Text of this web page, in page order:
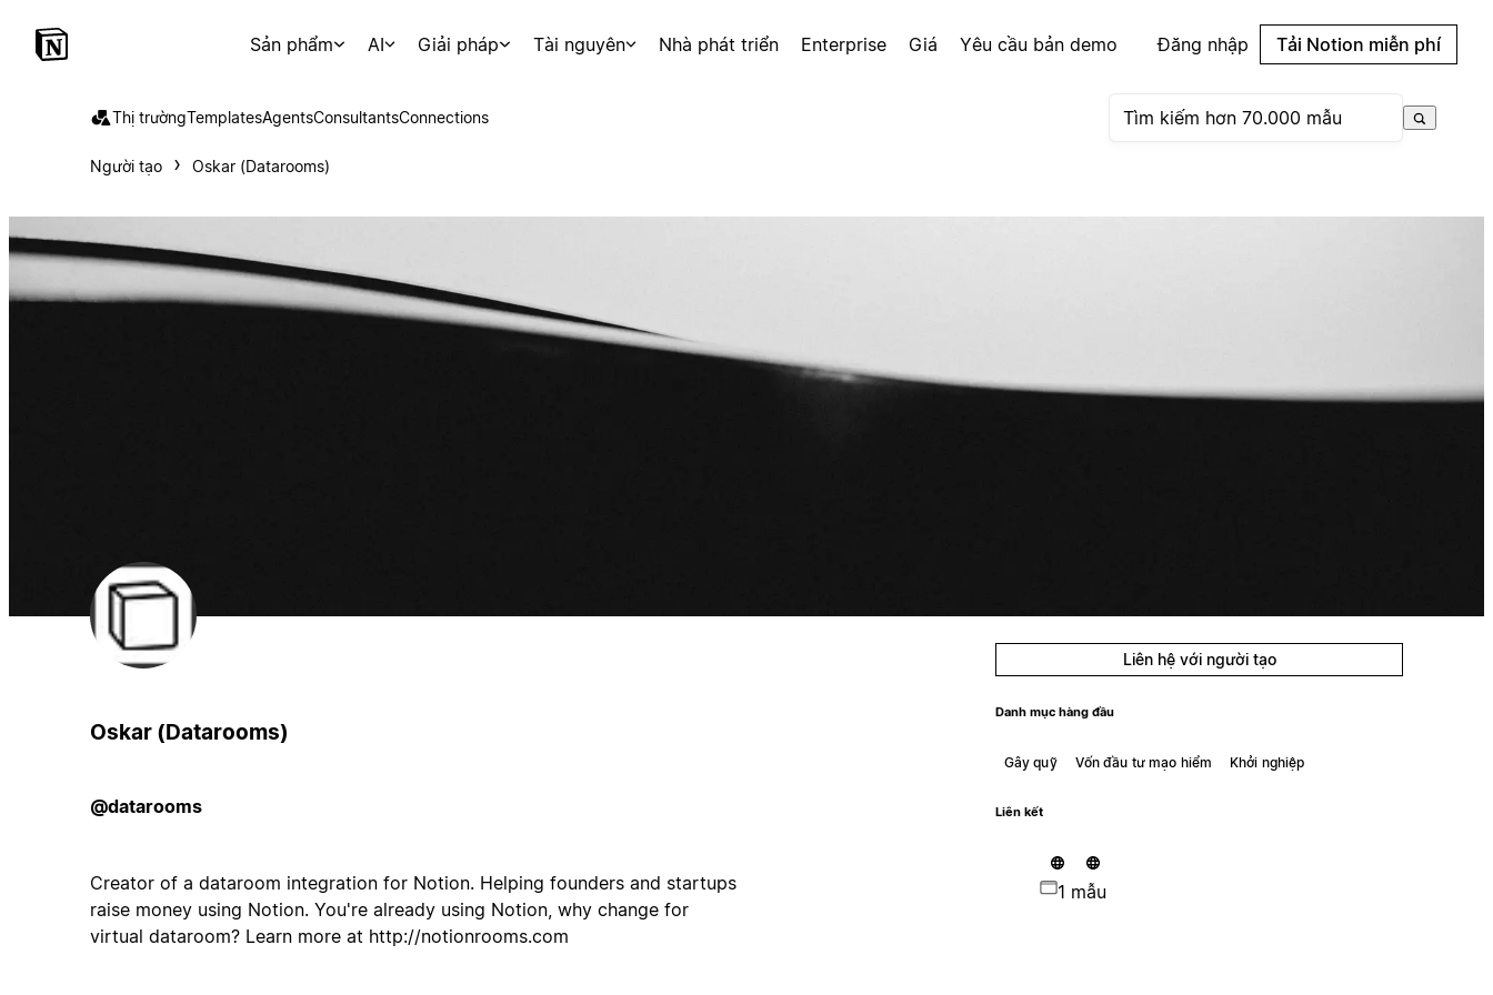
Sản phẩm AI Giải pháp Tài nguyên Nhà phát triển Enterprise Giá Yêu cầu bản demo Đăng nhập Tải Notion miễn phí
Thị trườngTemplatesAgentsConsultantsConnections
Người tạo Oskar (Datarooms)
Oskar (Datarooms)
@datarooms
Creator of a dataroom integration for Notion. Helping founders and startups
raise money using Notion. You're already using Notion, why change for
virtual dataroom? Learn more at http://notionrooms.com
Liên hệ với người tạo
Danh mục hàng đầu
Gây quỹ Vốn đầu tư mạo hiểm Khởi nghiệp
Liên kết
1 mẫu